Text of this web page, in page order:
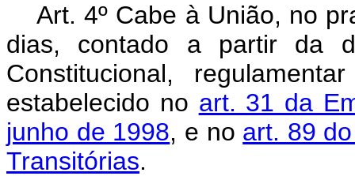
Art. 4º Cabe à União, no
dias, contado a partir da
Constitucional,
estabelecido no art. 31 da
junho de 1998, e no art. 89
Transitórias.